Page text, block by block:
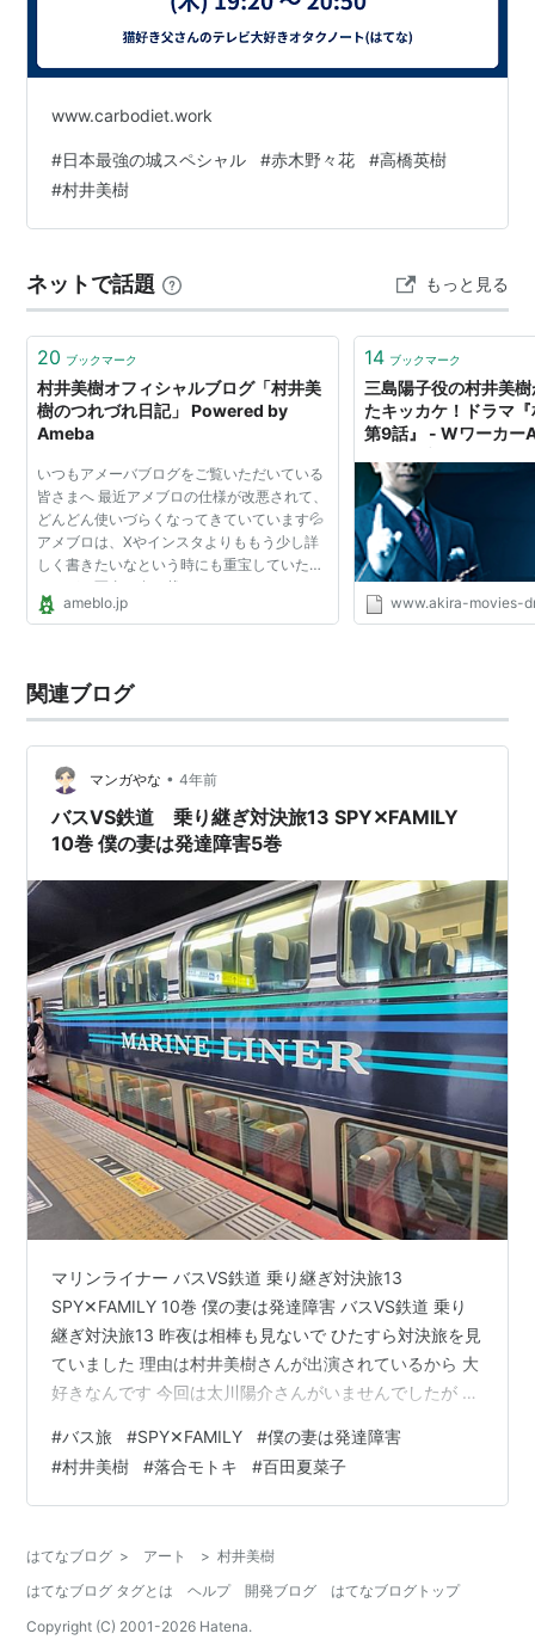
こけし収集
古い洋館巡り
www.carbodiet.work
#日本最強の城スペシャル #赤木野々花 #高橋英樹
#村井美樹
ネットで話題 もっと見る
20 ブックマーク
村井美樹オフィシャルブログ「村井美
樹のつれづれ日記」 Powered by
Ameba
いつもアメーバブログをご覧いただいている
皆さまへ 最近アメブロの仕様が改悪されて、
どんどん使いづらくなってきていています💦
アメブロは、Xやインスタよりももう少し詳
しく書きたいなという時にも重宝していたの
ですが、写真も多く載せられなくなり、せっ
かく書いた記事もうまく投稿できないことが
ameblo.jp
14 ブックマーク
三島陽子役の村井美
たキッカケ！ドラマ
第9話』 - Wワーカー
www.akira-movies-
関連ブログ
マンガやな • 4年前
バスVS鉄道 乗り継ぎ対決旅13 SPY✕FAMILY
10巻 僕の妻は発達障害5巻
マリンライナー バスVS鉄道 乗り継ぎ対決旅13
SPY✕FAMILY 10巻 僕の妻は発達障害 バスVS鉄道 乗り
継ぎ対決旅13 昨夜は相棒も見ないで ひたすら対決旅を見
ていました 理由は村井美樹さんが出演されているから 大
好きなんです 今回は太川陽介さんがいませんでしたが 村
でした ワタリ119さんや庄司智春さん 新内眞衣さんやサ
バンナの八木さんなど メンバーもいい人ばかりで とても
楽しかったです dance.aoichihiro.com
10 …
#バス旅 #SPY✕FAMILY #僕の妻は発達障害
#村井美樹 #落合モトキ #百田夏菜子
はてなブログ > アート > 村井美樹
はてなブログ タグとは
ヘルプ 開発ブログ
はてなブログトップ
Copyright (C) 2001-2026 Hatena.